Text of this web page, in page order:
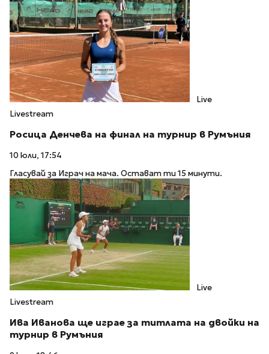
Live
Livestream
Росица Денчева на финал на турнир в Румъния
10 юли, 17:54
Гласувай за Играч на мача. Остават ти 15 минути.
Live
Livestream
Ива Иванова ще играе за титлата на двойки на
турнир в Румъния